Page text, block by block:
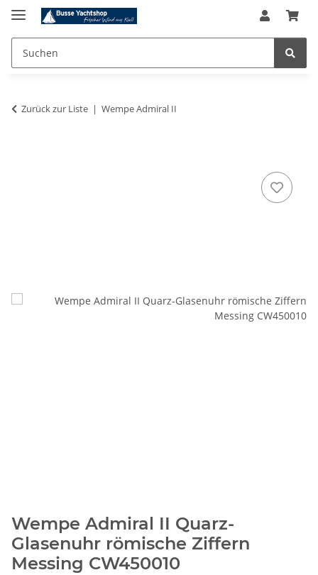
Zurück zur Liste Wempe Admiral II
Wempe Admiral II Quarz-
Glasenuhr römische Ziffern
Messing CW450010